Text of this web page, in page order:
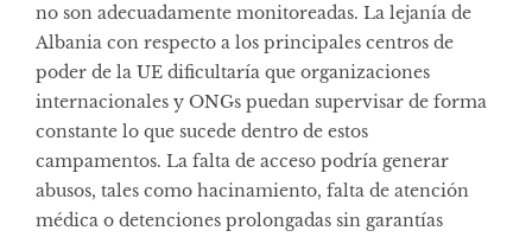
no son adecuadamente monitoreadas. La lejanía de
Albania con respecto a los principales centros de
poder de la UE dificultaría que organizaciones
internacionales y ONGs puedan supervisar de forma
constante lo que sucede dentro de estos
campamentos. La falta de acceso podría generar
abusos, tales como hacinamiento, falta de atención
médica o detenciones prolongadas sin garantías